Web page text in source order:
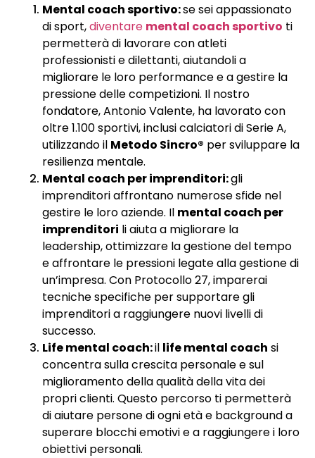
Mental coach sportivo:se sei appassionato
di sport,diventare mental coach sportivo ti
permetterà di lavorare con atleti
professionisti e dilettanti, aiutandoli a
migliorare le loro performance e a gestire la
pressione delle competizioni. Il nostro
fondatore, Antonio Valente, ha lavorato con
oltre 1.100 sportivi, inclusi calciatori di Serie A,
utilizzando il Metodo Sincro® per sviluppare la
resilienza mentale.
Mental coach per imprenditori:gli
imprenditori affrontano numerose sfide nel
gestire le loro aziende. Il mental coach per
imprenditori li aiuta a migliorare la
leadership, ottimizzare la gestione del tempo
e affrontare le pressioni legate alla gestione di
un’impresa. Con Protocollo 27, imparerai
tecniche specifiche per supportare gli
imprenditori a raggiungere nuovi livelli di
successo.
Life mental coach:il life mental coach si
concentra sulla crescita personale e sul
miglioramento della qualità della vita dei
propri clienti. Questo percorso ti permetterà
di aiutare persone di ogni età e background a
superare blocchi emotivi e a raggiungere i loro
obiettivi personali.